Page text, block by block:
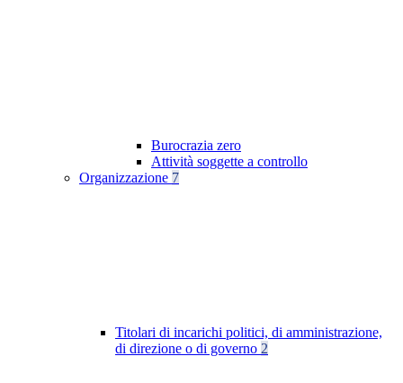
Burocrazia zero
Attività soggette a controllo
Organizzazione 7
Titolari di incarichi politici, di amministrazione,
di direzione o di governo 2